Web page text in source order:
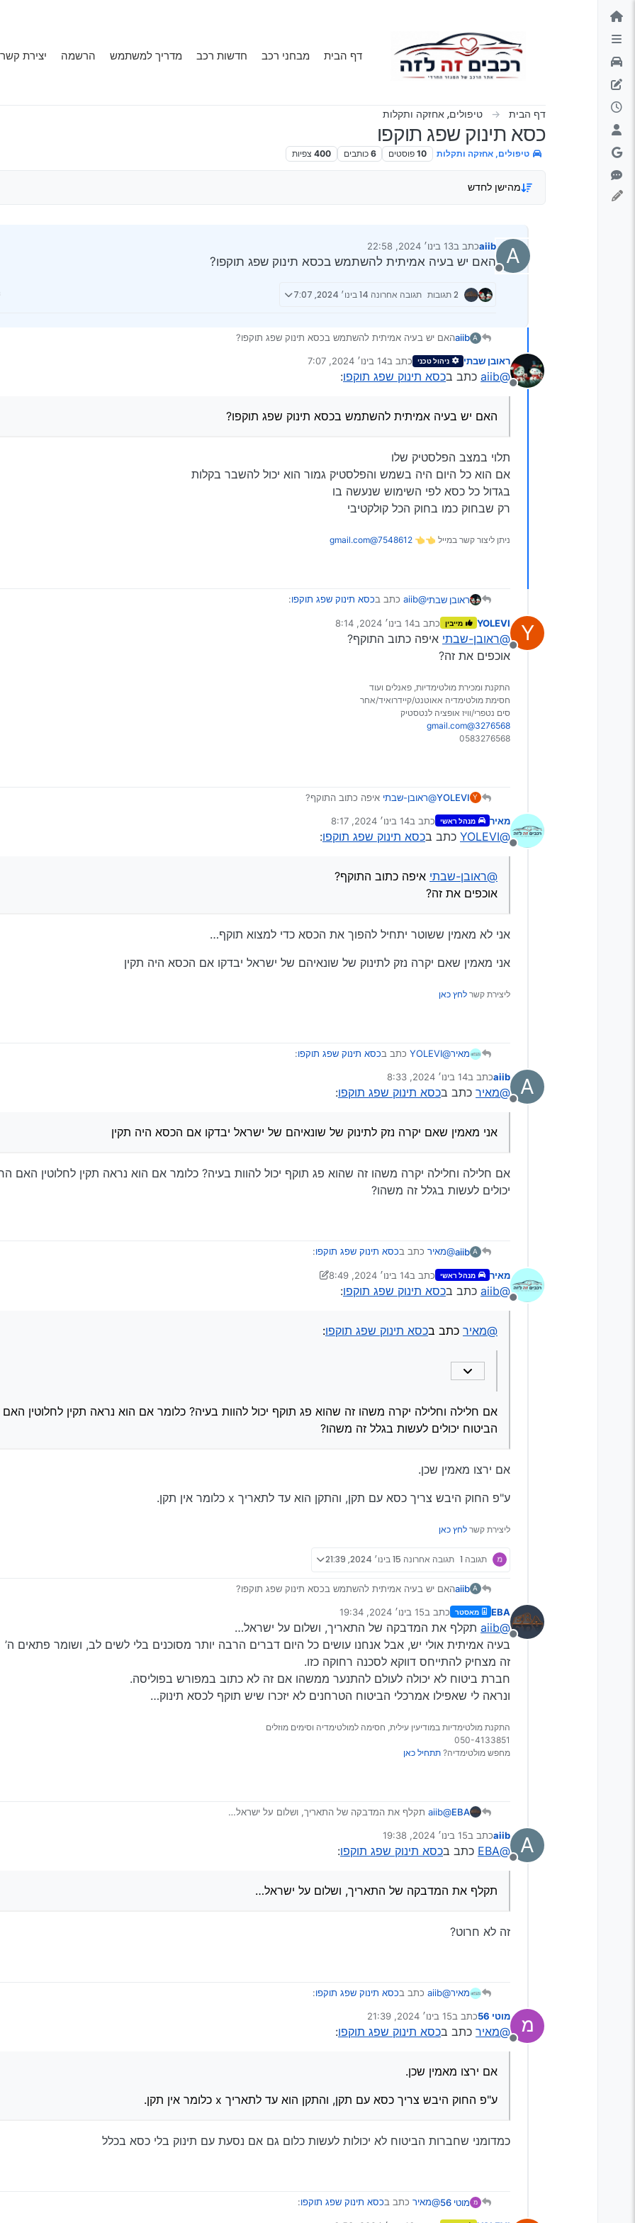
דילוג לתוכן
דף הבית מבחני רכב חדשות רכב מדריך למשתמש הרשמה יצירת קשר
דף הבית טיפולים, אחזקה ותקלות
כסא תינוק שפג תוקפו
טיפולים, אחזקה ותקלות 10 פוסטים 6 כותבים 400 צפיות
מהישן לחדש
A
מנותק
aiibכתב ב13 בינו׳ 2024, 22:58
נערך לאחרונה על ידי
האם יש בעיה אמיתית להשתמש בכסא תינוק שפג תוקפו?
2 תגובות תגובה אחרונה 14 בינו׳ 2024, 7:07
A
aiibהאם יש בעיה אמיתית להשתמש בכסא תינוק שפג תוקפו?
מנותק
ראובן שבתי ניהול טכני כתב ב14 בינו׳ 2024, 7:07
נערך לאחרונה על ידי
@aiib כתב בכסא תינוק שפג תוקפו:
האם יש בעיה אמיתית להשתמש בכסא תינוק שפג תוקפו?
תלוי במצב הפלסטיק שלו
אם הוא כל היום היה בשמש והפלסטיק גמור הוא יכול להשבר בקלות
בגדול כל כסא לפי השימוש שנעשה בו
רק שבחוק כמו בחוק הכל קולקטיבי
ניתן ליצור קשר במייל 👈👈 7548612@gmail.com
ראובן שבתי@aiib כתב בכסא תינוק שפג תוקפו:
האם יש בעיה אמיתית להשתמש בכסא תינוק שפג תוקפו?
אם הוא כל היום היה בשמש והפלסטיק גמור הוא יכול להשבר בקלות
בגדול כל כסא לפי השימוש שנעשה בו
רק שבחוק כמו בחוק הכל קולקטיבי
Y
מנותק
YOLEVI מייבין כתב ב14 בינו׳ 2024, 8:14
נערך לאחרונה על ידי
@ראובן-שבתי איפה כתוב התוקף?
אוכפים את זה?
התקנת ומכירת מולטימדיות, פאנלים ועוד
חסימת מולטימדיה אאוטנט/קיידרואיד/אחר
סים נטפרי/וויז אופציה לנטסטיק
3276568@gmail.com
0583276568
Y
YOLEVI@ראובן-שבתי איפה כתוב התוקף?
מנותק
מאיר מנהל ראשי כתב ב14 בינו׳ 2024, 8:17
נערך לאחרונה על ידי
@YOLEVI כתב בכסא תינוק שפג תוקפו:
@ראובן-שבתי איפה כתוב התוקף?
אוכפים את זה?
אני לא מאמין ששוטר יתחיל להפוך את הכסא כדי למצוא תוקף…
אני מאמין שאם יקרה נזק לתינוק של שונאיהם של ישראל יבדקו אם הכסא היה תקין
ליצירת קשר לחץ כאן
מאיר@YOLEVI כתב בכסא תינוק שפג תוקפו:
@ראובן-שבתיאיפה כתוב התוקף?
A
מנותק
aiibכתב ב14 בינו׳ 2024, 8:33
נערך לאחרונה על ידי
@מאיר כתב בכסא תינוק שפג תוקפו:
אני מאמין שאם יקרה נזק לתינוק של שונאיהם של ישראל יבדקו אם הכסא היה תקין
אם חלילה וחלילה יקרה משהו זה שהוא פג תוקף יכול להוות בעיה? כלומר אם הוא נראה תקין לחלוטין האם
יכולים לעשות בגלל זה משהו?
A
aiib@מאיר כתב בכסא תינוק שפג תוקפו:
אני מאמין שאם יקרה נזק לתינוק של שונאיהם של ישראל יבדקו אם הכסא היה תקין
אם חלילה וחלילה יקרה משהו זה שהוא פג תוקף יכול להוות בעיה? כלומר אם הוא נראה תקין לחלוטין האם הרשויות
בגלל זה משהו?
מנותק
מאיר מנהל ראשי כתב ב14 בינו׳ 2024, 8:49
נערך לאחרונה על ידי מאיר
@aiib כתב בכסא תינוק שפג תוקפו:
@מאיר כתב בכסא תינוק שפג תוקפו:
אם חלילה וחלילה יקרה משהו זה שהוא פג תוקף יכול להוות בעיה? כלומר אם הוא נראה תקין לחלוטין
הביטוח יכולים לעשות בגלל זה משהו?
אם ירצו מאמין שכן.
ע"פ החוק היבש צריך כסא עם תקן, והתקן הוא עד לתאריך x כלומר אין תקן.
ליצירת קשר לחץ כאן
תגובה 1 תגובה אחרונה 15 בינו׳ 2024, 21:39
A
aiibהאם יש בעיה אמיתית להשתמש בכסא תינוק שפג תוקפו?
מנותק
EBA מאסטר כתב ב15 בינו׳ 2024, 19:34
נערך לאחרונה על ידי
@aiib
תקלף את המדבקה של התאריך, ושלום על ישראל…
בעיה אמיתית אולי יש, אבל אנחנו עושים כל היום דברים הרבה יותר מסוכנים בלי לשים לב, ושומר פתאים ה’
זה מצחיק להתייחס דווקא לסכנה רחוקה כזו.
חברת ביטוח לא יכולה לעולם להתנער ממשהו אם זה לא כתוב במפורש בפוליסה.
ונראה לי שאפילו אמרכלי הביטוח הטרחנים לא יזכרו שיש תוקף לכסא תינוק…
התקנת מולטימדיות במודיעין עילית, חסימה למולטימדיה וסימים מוזלים
050-4133851
מחפש מולטימדיה? תתחיל כאן
EBA
@aiib
תקלף את המדבקה של התאריך, ושלום על ישראל…
זה מצחיק להתייחס דווקא לסכנה רחוקה כזו.
חברת ביטוח לא יכולה לעולם להתנער ממשהו אם זה לא כתוב במפורש בפוליסה.
A
מנותק
aiibכתב ב15 בינו׳ 2024, 19:38
נערך לאחרונה על ידי
@EBA כתב בכסא תינוק שפג תוקפו:
תקלף את המדבקה של התאריך, ושלום על ישראל…
זה לא חרוט?
מאיר@aiib כתב בכסא תינוק שפג תוקפו:
@מאירכתב בכסא תינוק שפג תוקפו
אני מאמין שאם יקרה נזק לתינוק של שונאיהם של ישראל יבדקו אם הכסא היה תקין
אם חלילה וחלילה יקרה משהו זה שהוא פג תוקף יכול להוות בעיה? כלומר אם הוא נראה תקין לחלוטין האם הרשויות
מנותק
מוטי 56 כתב ב15 בינו׳ 2024, 21:39
נערך לאחרונה על ידי
@מאיר כתב בכסא תינוק שפג תוקפו:
אם ירצו מאמין שכן.
ע"פ החוק היבש צריך כסא עם תקן, והתקן הוא עד לתאריך x כלומר אין תקן.
כמדומני שחברות הביטוח לא יכולות לעשות כלום גם אם נסעת עם תינוק בלי כסא בכלל
מוטי 56 @מאיר כתב בכסא תינוק שפג תוקפו: